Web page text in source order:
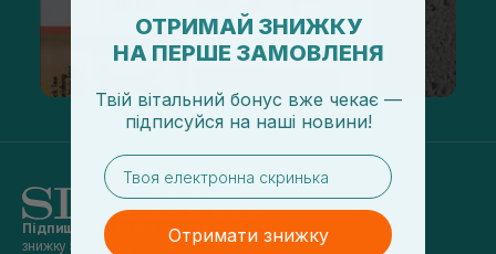
Підпишись на наші новинита отримуй
знижку 5% на перше замовлення
ОТРИМАЙ ЗНИЖКУ
НА ПЕРШЕ ЗАМОВЛЕНЯ
Твій вітальний бонус вже чекає —
підписуйся на наші новини!
email
Отримати знижку